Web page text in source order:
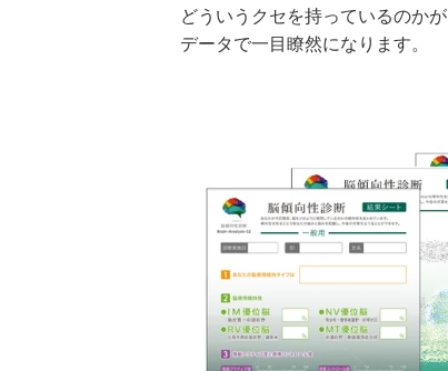
どういうクセを持っているのかが
データで一目瞭然になります。